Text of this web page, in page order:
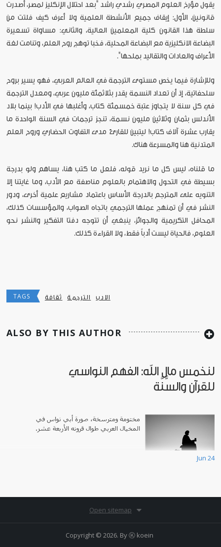
يقول مؤرخ العلوم المصري رشدي راشد "بعد احتلال الإنكليز لمصر، أصدرت
قانونين، الأول: إيقاف جميع الأنشطة العلمية ولا أعرف كيف فلتت من
سلطة هذا القانون كلية المعلمين العالية، والثاني: مساواة تسعيرة
البضاعة الانكليزية مع البضاعة المحلية، فخبا توهج روح العلم، وتنامت لغة
الأعراف والعادات والتقاليد بملحها".
وللإشارة فيما يخص مستوى الترجمة في العالم العربي، فهو يسير بروح
سلحفاتية، إذ أن تعداد النسمة يقدر بثلاثمئة مليون عربي، ومعدل الترجمة
في كل سنة لا يتجاوز عتبة خمسمئة كتاب، وأغلبها في الأدب! بينما بلاد
الأندلس بثمان وثلاثين مليون نسمة، تنجز ترجمات في السنة الواحدة ما
يقارب عشرة آلاف كتاب! ليتبين للقارئ مدى التفاوت الحضاري وروح العلم
المتدنية هنا والمسرعة هناك.
ما قلناه، ليس كل ما نريد قوله، فلعل ما كتب هنا، يساهم ولو بدرجة
بسيطة في التحول والاهتمام بالعلوم مناصفة مع الأدب، وما غايتنا إلا
التنويه على المترجم بالدرجة الأساس باعتماد مشاريع علمية أخرى، ودور
النشر في أن تمنهج عملها الترجمي باتجاه الصواب، والمؤسسات كذلك،
المحافل التكريمية والجوائز، ينبغي أن تتوجه دفتا التفكير والنشر نحو
العلوم، فالحياة ليست أدباً فقط، ولا القراءة كذلك.
TAGS ثقافة الترجمة الادب
ALSO BY THIS AUTHOR
لنخمس مال الله: الفهم النواسي
للقرآن والسُّنَّة
مختومة ومترسخة، صورة أبي نواس في
المخيال العربي طوال قرونه الأربعة عشر.
Jun 24
Open sitemap
Copyright © 2026. ByⓀ koein